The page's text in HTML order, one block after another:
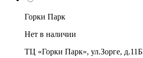
Горки Парк
Нет в наличии
ТЦ «Горки Парк», ул.Зорге, д.11Б